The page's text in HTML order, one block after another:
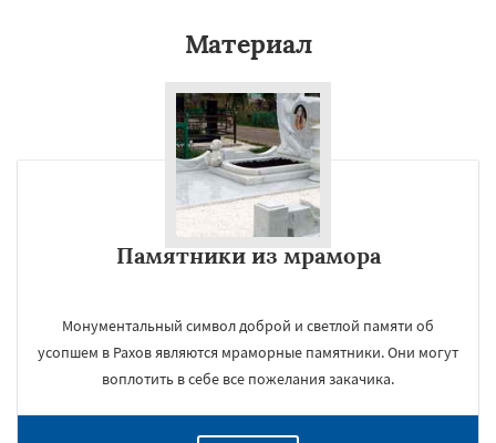
Материал
Памятники из мрамора
Монументальный символ доброй и светлой памяти об
усопшем в Рахов являются мраморные памятники. Они могут
воплотить в себе все пожелания закачика.